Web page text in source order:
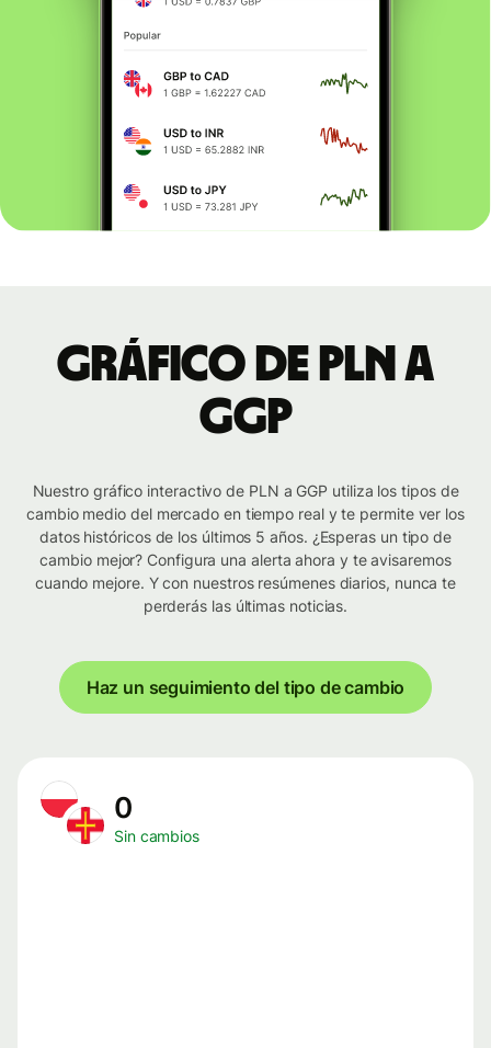
Gráfico de PLN a
GGP
Nuestro gráfico interactivo de PLN a GGP utiliza los tipos de
cambio medio del mercado en tiempo real y te permite ver los
datos históricos de los últimos 5 años. ¿Esperas un tipo de
cambio mejor? Configura una alerta ahora y te avisaremos
cuando mejore. Y con nuestros resúmenes diarios, nunca te
perderás las últimas noticias.
Haz un seguimiento del tipo de cambio
0
Sin cambios